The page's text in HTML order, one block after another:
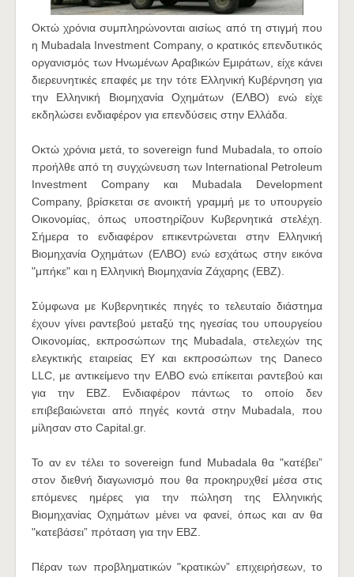
Οκτώ χρόνια συμπληρώνονται αισίως από τη στιγμή που
η Mubadala Investment Company, ο κρατικός επενδυτικός
οργανισμός των Ηνωμένων Αραβικών Εμιράτων, είχε κάνει
διερευνητικές επαφές με την τότε Ελληνική Κυβέρνηση για
την Ελληνική Βιομηχανία Οχημάτων (ΕΛΒΟ) ενώ είχε
εκδηλώσει ενδιαφέρον για επενδύσεις στην Ελλάδα.
Οκτώ χρόνια μετά, τo sovereign fund Mubadala, το οποίο
προήλθε από τη συγχώνευση των International Petroleum
Investment Company και Mubadala Development
Company, βρίσκεται σε ανοικτή γραμμή με το υπουργείο
Οικονομίας, όπως υποστηρίζουν Κυβερνητικά στελέχη.
Σήμερα το ενδιαφέρον επικεντρώνεται στην Ελληνική
Βιομηχανία Οχημάτων (ΕΛΒΟ) ενώ εσχάτως στην εικόνα
"μπήκε" και η Ελληνική Βιομηχανία Ζάχαρης (ΕΒΖ).
Σύμφωνα με Κυβερνητικές πηγές το τελευταίο διάστημα
έχουν γίνει ραντεβού μεταξύ της ηγεσίας του υπουργείου
Οικονομίας, εκπροσώπων της Mubadala, στελεχών της
ελεγκτικής εταιρείας EY και εκπροσώπων της Daneco
LLC, με αντικείμενο την ΕΛΒΟ ενώ επίκειται ραντεβού και
για την ΕΒΖ. Ενδιαφέρον πάντως το οποίο δεν
επιβεβαιώνεται από πηγές κοντά στην Mubadala, που
μίλησαν στο Capital.gr.
Το αν εν τέλει το sovereign fund Mubadala θα "κατέβει”
στον διεθνή διαγωνισμό που θα προκηρυχθεί μέσα στις
επόμενες ημέρες για την πώληση της Ελληνικής
Βιομηχανίας Οχημάτων μένει να φανεί, όπως και αν θα
"κατεβάσει” πρόταση για την ΕΒΖ.
Πέραν των προβληματικών "κρατικών” επιχειρήσεων, το